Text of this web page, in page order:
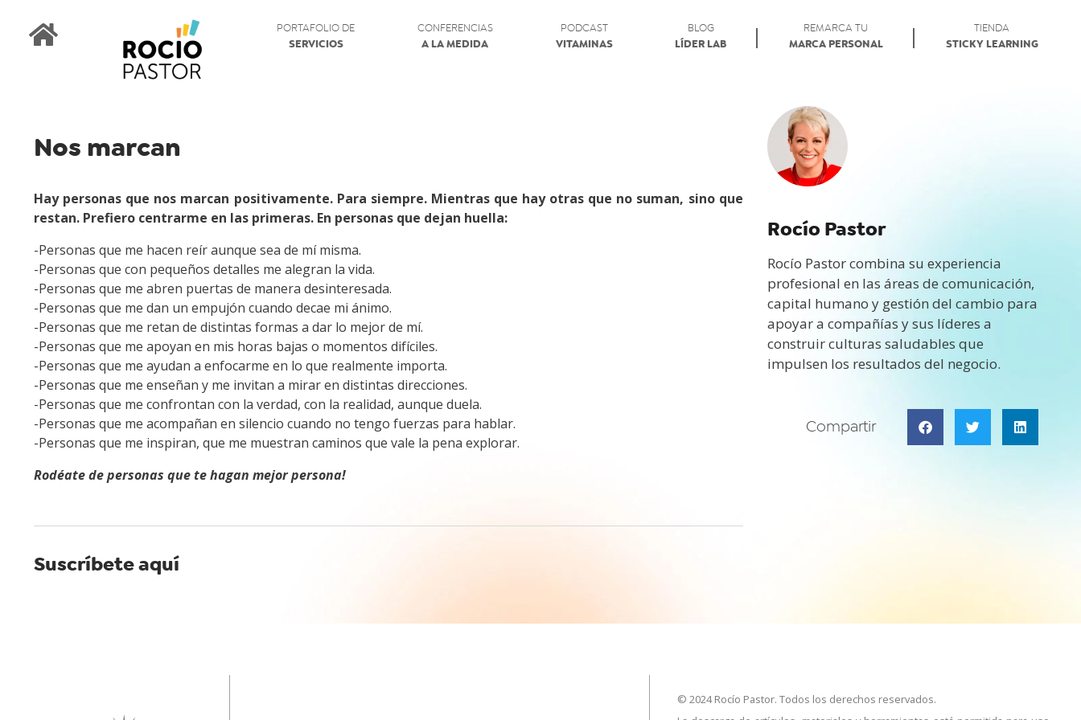
PORTAFOLIO DE
SERVICIOS
CONFERENCIAS
A LA MEDIDA
PODCAST
VITAMINAS
BLOG
LÍDER LAB
REMARCA TU
MARCA PERSONAL
TIENDA
STICKY LEARNING
Nos marcan
Hay personas que nos marcan positivamente. Para siempre. Mientras que hay otras que no suman, sino que
restan. Prefiero centrarme en las primeras. En personas que dejan huella:
-Personas que me hacen reír aunque sea de mí misma.
-Personas que con pequeños detalles me alegran la vida.
-Personas que me abren puertas de manera desinteresada.
-Personas que me dan un empujón cuando decae mi ánimo.
-Personas que me retan de distintas formas a dar lo mejor de mí.
-Personas que me apoyan en mis horas bajas o momentos difíciles.
-Personas que me ayudan a enfocarme en lo que realmente importa.
-Personas que me enseñan y me invitan a mirar en distintas direcciones.
-Personas que me confrontan con la verdad, con la realidad, aunque duela.
-Personas que me acompañan en silencio cuando no tengo fuerzas para hablar.
-Personas que me inspiran, que me muestran caminos que vale la pena explorar.
Rodéate de personas que te hagan mejor persona!
Suscríbete aquí
Rocío Pastor
Rocío Pastor combina su experiencia
profesional en las áreas de comunicación,
capital humano y gestión del cambio para
apoyar a compañías y sus líderes a
construir culturas saludables que
impulsen los resultados del negocio.
Compartir
© 2024 Rocío Pastor. Todos los derechos reservados.